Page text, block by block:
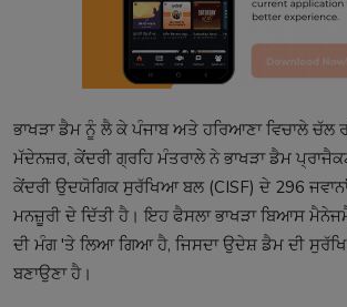
ਭਾਖੜਾ ਡੈਮ ਨੂੰ ਲੈ ਕੇ ਪੰਜਾਬ ਅਤੇ ਹਰਿਆਣਾ ਵਿਚਾਲੇ ਚੱਲ
ਮੱਦੇਨਜ਼ਰ, ਕੇਂਦਰੀ ਗ੍ਰਹਿ ਮੰਤਰਾਲੇ ਨੇ ਭਾਖੜਾ ਡੈਮ
ਕੇਂਦਰੀ ਉਦਯੋਗਿਕ ਸੁਰੱਖਿਆ ਬਲ (CISF) ਦੇ 296
ਮਨਜ਼ੂਰੀ ਦੇ ਦਿੱਤੀ ਹੈ। ਇਹ ਫੈਸਲਾ ਭਾਖੜਾ ਬਿਆਸ
ਦੀ ਮੰਗ 'ਤੇ ਲਿਆ ਗਿਆ ਹੈ, ਜਿਸਦਾ ਉਦੇਸ਼ ਡੈਮ ਦੀ
ਬਣਾਉਣਾ ਹੈ।